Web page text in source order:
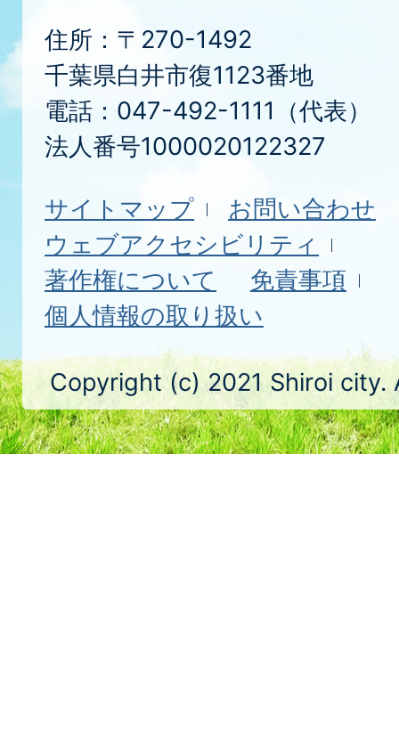
住所：〒270-1492
千葉県白井市復1123番地
電話：047-492-1111（代表）
法人番号1000020122327
サイトマップ
お問い合わせ
ウェブアクセシビリティ
著作権について
免責事項
個人情報の取り扱い
Copyright (c) 2021 Shiroi city.